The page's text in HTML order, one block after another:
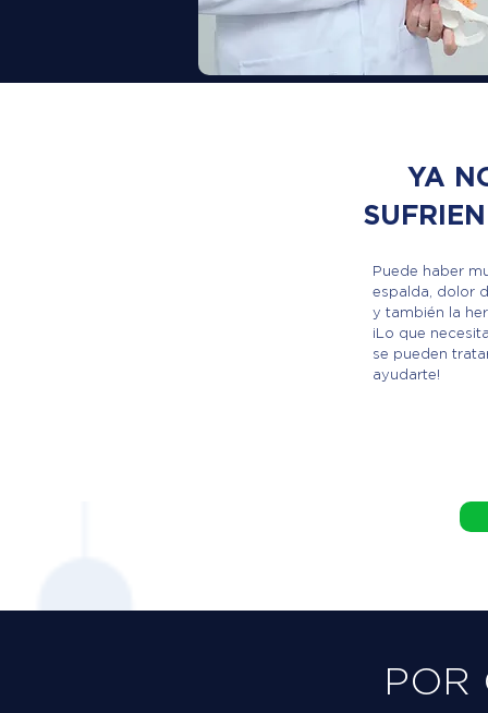
YA
Puede haber
espalda, dolor
y también la
¡Lo que
se pueden
ayudarte!
POR